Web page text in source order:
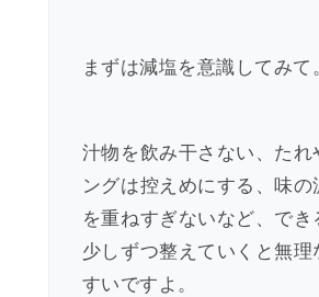
まずは減塩を意識してみて
汁物を飲み干さない、たれ
ングは控えめにする、味の
を重ねすぎないなど、でき
少しずつ整えていくと無理
すいですよ。